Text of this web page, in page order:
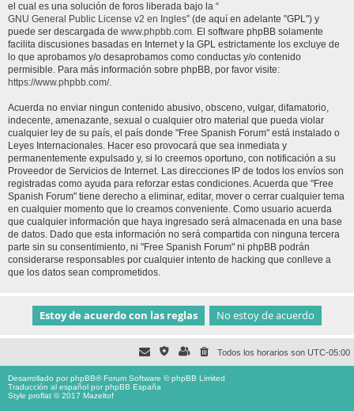
el cual es una solución de foros liberada bajo la “
GNU General Public License v2 en Ingles” (de aquí en adelante "GPL") y
puede ser descargada de www.phpbb.com. El software phpBB solamente
facilita discusiones basadas en Internet y la GPL estrictamente los excluye de
lo que aprobamos y/o desaprobamos como conductas y/o contenido
permisible. Para más información sobre phpBB, por favor visite:
https://www.phpbb.com/.
Acuerda no enviar ningun contenido abusivo, obsceno, vulgar, difamatorio,
indecente, amenazante, sexual o cualquier otro material que pueda violar
cualquier ley de su país, el país donde "Free Spanish Forum" está instalado o
Leyes Internacionales. Hacer eso provocará que sea inmediata y
permanentemente expulsado y, si lo creemos oportuno, con notificación a su
Proveedor de Servicios de Internet. Las direcciones IP de todos los envíos son
registradas como ayuda para reforzar estas condiciones. Acuerda que "Free
Spanish Forum" tiene derecho a eliminar, editar, mover o cerrar cualquier tema
en cualquier momento que lo creamos conveniente. Como usuario acuerda
que cualquier información que haya ingresado será almacenada en una base
de datos. Dado que esta información no será compartida con ninguna tercera
parte sin su consentimiento, ni "Free Spanish Forum" ni phpBB podrán
considerarse responsables por cualquier intento de hacking que conlleve a
que los datos sean comprometidos.
Todos los horarios son UTC-05:00
Desarrollado porphpBB® Forum Software © phpBB Limited
Traducción al español porphpBB España
Style proflat © 2017 Mazeltof